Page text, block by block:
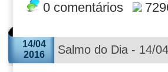
0 comentários
14/04
2016
Salmo do Dia - 14/